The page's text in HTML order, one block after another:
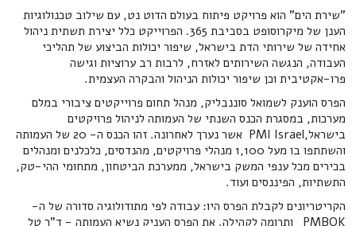
"שירת הים" הוא פרויקט פיתוח בעולם הדוט נט, עם שילוב טכנולוגיות
הענן של מיקרוסופט בסביבת 365. הפרוייקט כלל יצירת תשתית ניהול
אחידה של שירותי הדת בישראל, שיפור יכולות הביצוע של תהליכי
העבודה, הנגשה השירותים לאזרח, לרבות רב ערוציות וגישה
פרו-אקטיבית וכן שיפור יכולות הניהול והבקרה העצמית.
הפרס הוענק לשמואל סוננבליק, מנהל תחום פרוייקטים ציבורי במלם
מערכות, במסגרת הכנס השנתי של העמותה לניהול פרויקטים
בישראל,PMI Israel אשר נערך לאחרונה. זהו הכנס ה- 20 של העמותה
והשתתפו בו מעל 1,100 מנהלי פרויקטים, מהנדסים, כלכלנים ומנהלים
בכירים מכל ענפי המשק בישראל, ממערכת הביטחון, מתחומי ההי-טק,
התשתיות, הפיננסים ועוד.
הקריטריונים לקבלת הפרס היו: עבודה לפי מתודולוגיה סדורה של ה-
PMBOK ותרומה לקהילה. את הפרס העניק נשיא העמותה - ד"ר טל